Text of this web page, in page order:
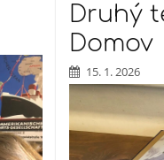
Druhý
Domov
15. 1. 2026